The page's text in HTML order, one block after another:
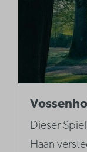
Dieser
Haan